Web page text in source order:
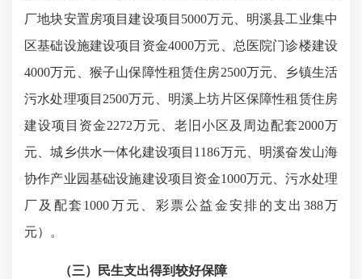
厂地块安置房项目建设项目5000万元、明溪县工业集中
区基础设施建设项目资金4000万元、总医院门诊楼建设
4000万元、猴子山保障性租赁住房2500万元、乡镇生活
污水处理项目2500万元、明溪上坊片区保障性租赁住房
建设项目资金2272万元、老旧小区及周边配套2000万
元、城乡供水一体化建设项目1186万元、明溪奋发山海
协作产业园基础设施建设项目资金1000万元、污水处理
厂及配套1000万元、彩票公益金安排的支出388万
元）。
（三）民生支出得到较好保障